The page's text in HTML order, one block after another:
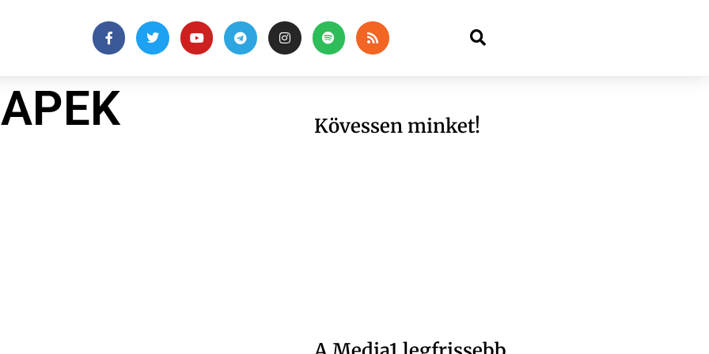
Kövessen minket!